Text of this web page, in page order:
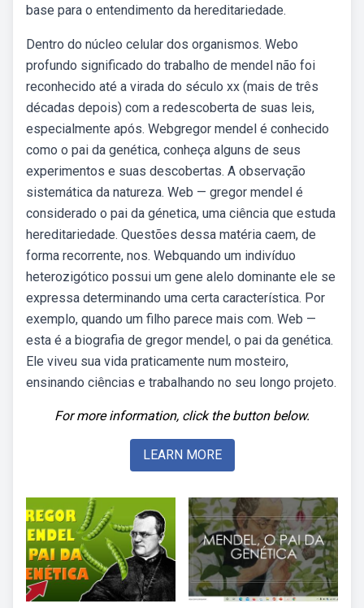
base para o entendimento da hereditariedade.
Dentro do núcleo celular dos organismos. Webo
profundo significado do trabalho de mendel não foi
reconhecido até a virada do século xx (mais de três
décadas depois) com a redescoberta de suas leis,
especialmente após. Webgregor mendel é conhecido
como o pai da genética, conheça alguns de seus
experimentos e suas descobertas. A observação
sistemática da natureza. Web — gregor mendel é
considerado o pai da génetica, uma ciência que estuda
hereditariedade. Questões dessa matéria caem, de
forma recorrente, nos. Webquando um indivíduo
heterozigótico possui um gene alelo dominante ele se
expressa determinando uma certa característica. Por
exemplo, quando um filho parece mais com. Web —
esta é a biografia de gregor mendel, o pai da genética.
Ele viveu sua vida praticamente num mosteiro,
ensinando ciências e trabalhando no seu longo projeto.
For more information, click the button below.
LEARN MORE